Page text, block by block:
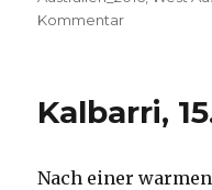
Kommentarzu
Kalbarri,
Nach einer